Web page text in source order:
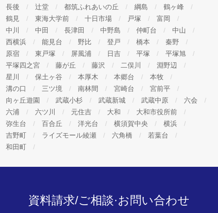
長後
辻堂 都筑ふれあいの丘 綱島
鶴ヶ峰
鶴見
東海大学前 十日市場 戸塚
富岡
中川
中田 長津田 中野島 仲町台
中山
西横浜
能見台 野比 登戸 橋本
秦野
原宿
東戸塚 屏風浦 日吉 平塚
平塚旭
平塚四之宮
藤が丘 藤沢 二俣川
淵野辺
星川
保土ヶ谷 本厚木 本郷台
本牧
溝の口
三ツ境 南林間 宮崎台
宮前平
向ヶ丘遊園
武蔵小杉 武蔵新城 武蔵中原
六会
六浦
六ツ川 元住吉 大和
大和市役所前
弥生台
百合丘 洋光台 横須賀中央
横浜
吉野町
ライズモール綾瀬 六角橋
若葉台
和田町
資料請求/ご相談·お問い合わせ